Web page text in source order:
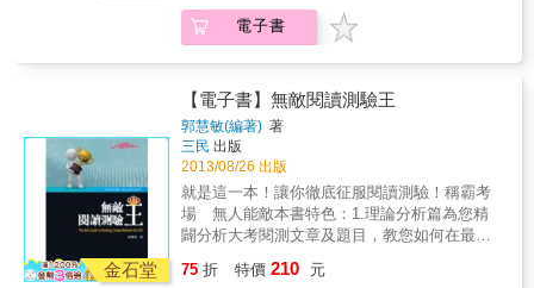
合一般管理之精神，歸納整理出一系列的系統
方法論。 1.適用商管群流通管理科之商管教材
技專院校流通管理系、行銷流通系學生 ●從事
物流倉儲業人員 3.本書內容以豐富的範例來解
說生硬的理論，生動又極富內涵。讀者依照本
書章節，逐章研習，即可學習到物流管理之精
神，並可進一步報考「台灣商管教材研發學
會」之「物流管理」證照。
電子書
金石堂
【電子書】無敵閱讀測驗王
郭慧敏(編著) 著
三民 出版
2013/08/26 出版
就是這一本！讓你徹底征服閱讀測驗！稱霸考
場 無人能敵本書特色：1.理論分析篇為您精
闢分析大考閱測文章及題目，教您如何在最短
篇涵蓋歷屆大考及模考試題，讓您透過充分練
75 折 特價 210 元